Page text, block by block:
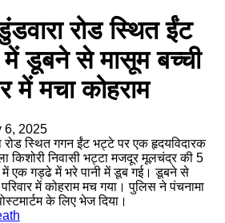
रोड स्थित ईंट
डूबने से मासूम बच्ची
में मचा कोहराम
6, 2025
रोड स्थित गगन ईंट भट्टे पर एक हृदयविदारक
किशोरी निवासी भट्टा मजदूर मूलचंद्र की 5
में एक गड्ढे में भरे पानी में डूब गई। डूबने से
में कोहराम मच गया। पुलिस ने पंचनामा
के लिए भेज दिया।